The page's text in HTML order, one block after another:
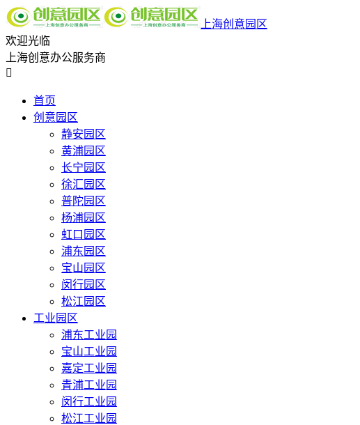
上海创意园区
欢迎光临
上海创意办公服务商

首页
创意园区
静安园区
黄浦园区
长宁园区
徐汇园区
普陀园区
杨浦园区
虹口园区
浦东园区
宝山园区
闵行园区
松江园区
工业园区
浦东工业园
宝山工业园
嘉定工业园
青浦工业园
闵行工业园
松江工业园